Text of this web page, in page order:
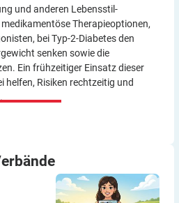
und anderen Lebensstil­
Therapie­optionen,
bei Typ-2-Diabetes den
senken sowie die
Ein frühzeitiger Einsatz dieser
helfen, Risiken rechtzeitig und